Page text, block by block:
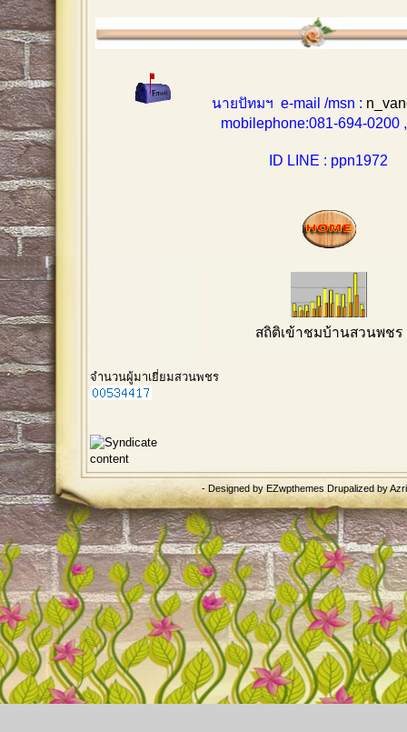
นายปัทมฯ e-mail /msn :
mobilephone:081-694-0200 ,
ID LINE : ppn1972
สถิติเข้าชมบ้านสวนพชร
จำนวนผู้มาเยี่ยมสวนพชร
- Designed byEZwpthemesDrupalized by